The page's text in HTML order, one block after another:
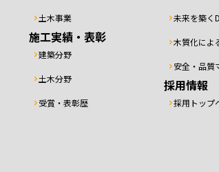
土木事業
施工実績・表彰
建築分野
土木分野
受賞・表彰歴
未来を築く
木質化によ
安全・品質
採用情報
採用トップ